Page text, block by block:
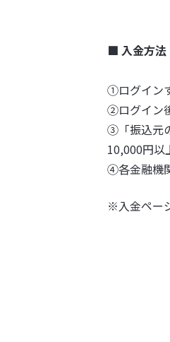
■ 入金方法
①ログイン
②ログイン
③「振込元
10,000円以
④各金融機
※入金ペー